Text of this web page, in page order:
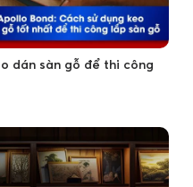
dán sàn gỗ để thi công